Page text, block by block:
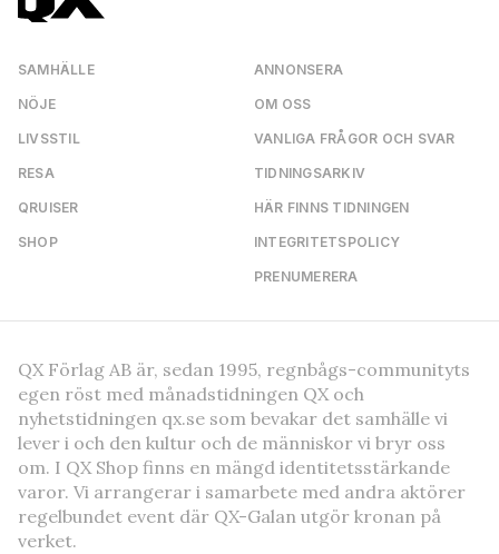
SAMHÄLLE
NÖJE
LIVSSTIL
RESA
QRUISER
SHOP
ANNONSERA
OM OSS
VANLIGA FRÅGOR OCH SVAR
TIDNINGSARKIV
HÄR FINNS TIDNINGEN
INTEGRITETSPOLICY
PRENUMERERA
QX Förlag AB är, sedan 1995, regnbågs-communityts
egen röst med månadstidningen QX och
nyhetstidningen qx.se som bevakar det samhälle vi
lever i och den kultur och de människor vi bryr oss
om. I QX Shop finns en mängd identitetsstärkande
varor. Vi arrangerar i samarbete med andra aktörer
regelbundet event där QX-Galan utgör kronan på
verket.